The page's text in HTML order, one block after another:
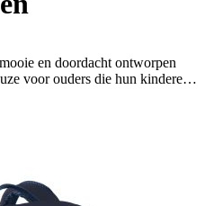
en doordacht ontworpen
voor ouders die hun kinderen
zijn gemaakt van
praktische functies zoals
om aan de behoeften van